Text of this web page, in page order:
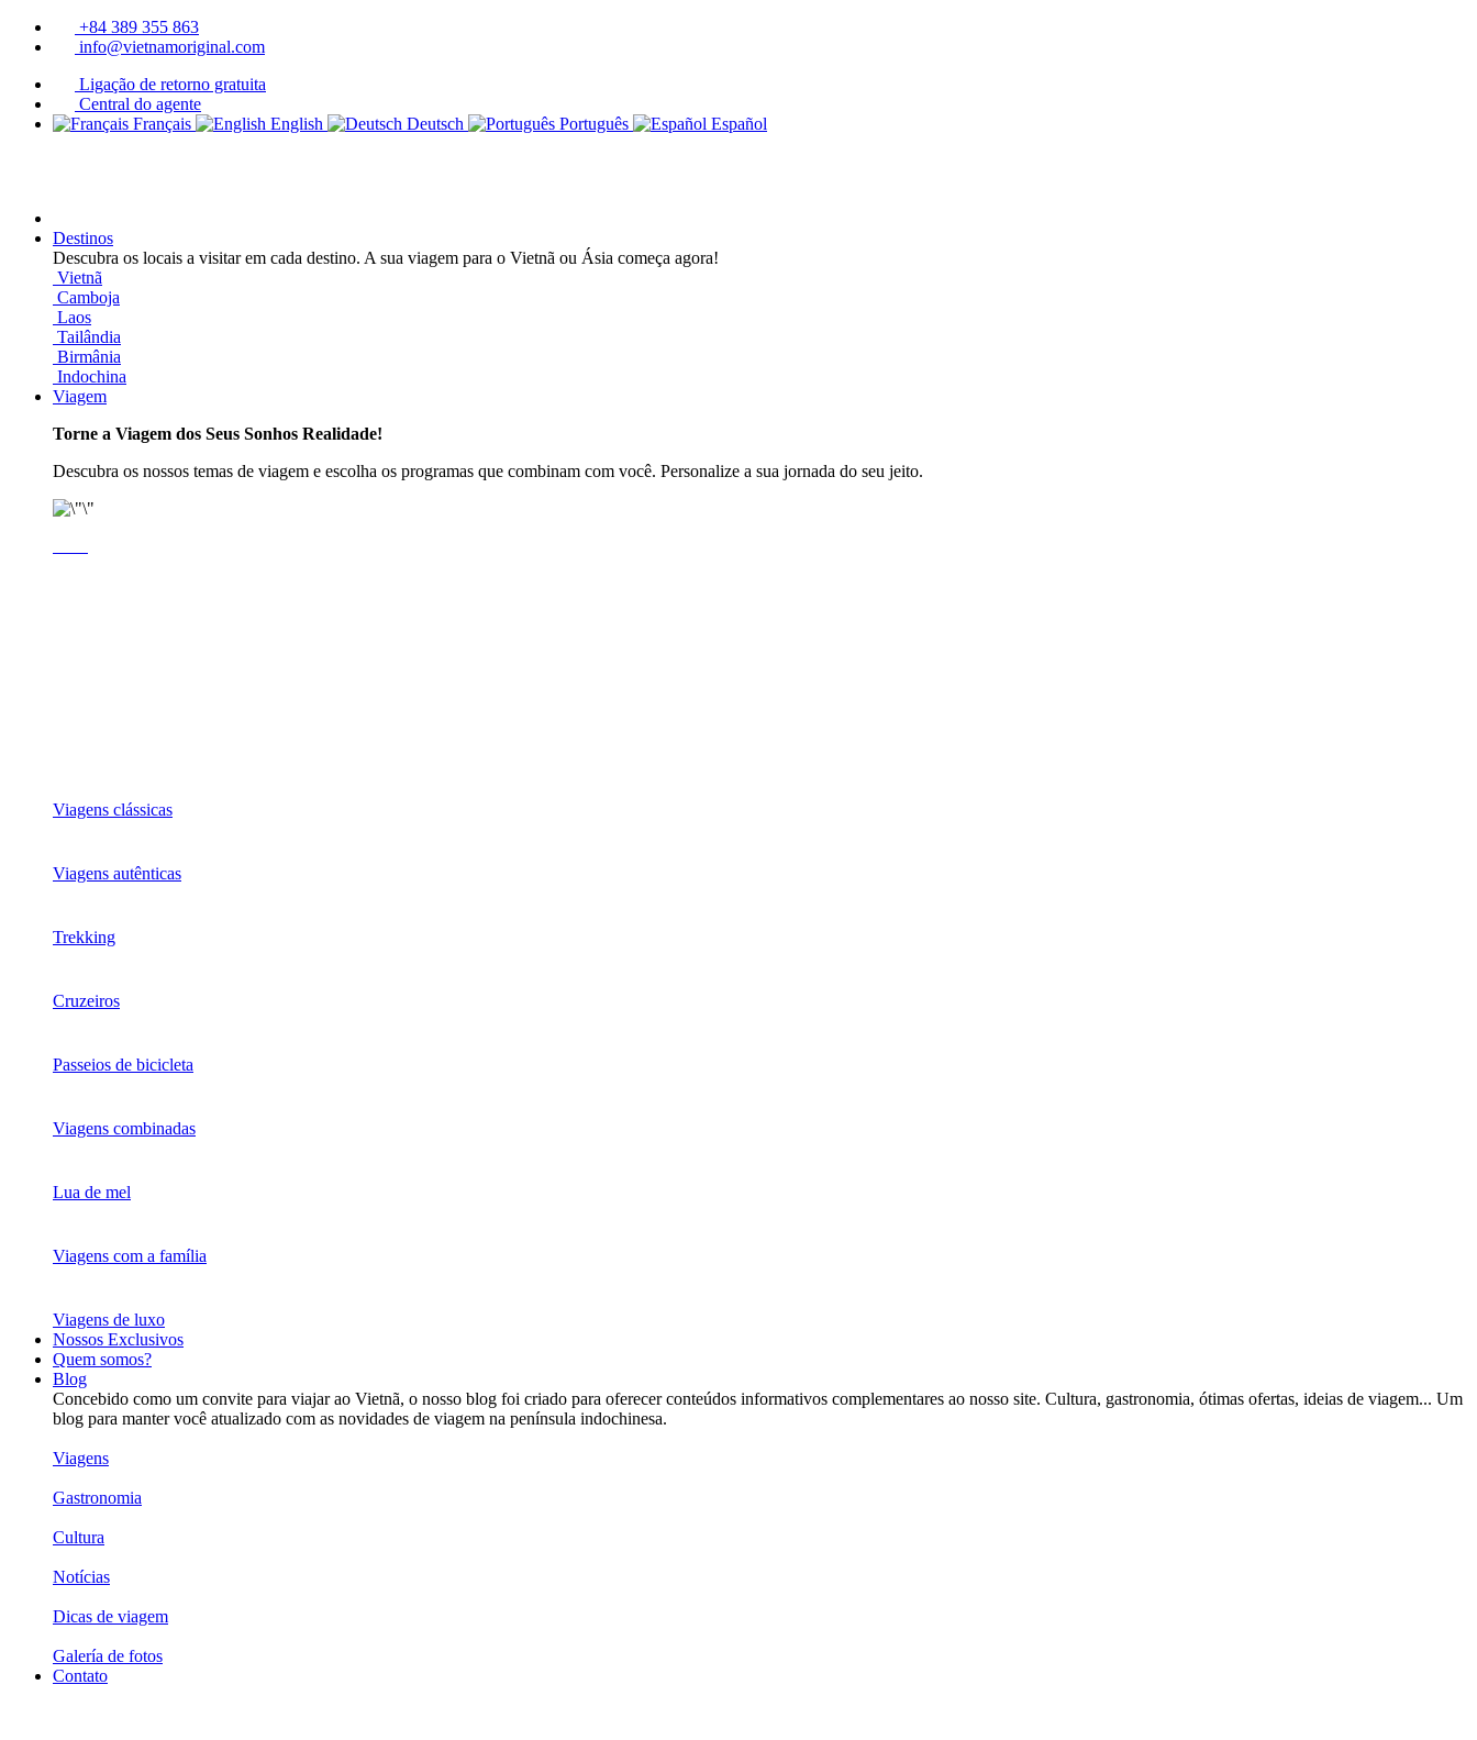
+84 389 355 863
info@vietnamoriginal.com
Ligação de retorno gratuita
Central do agente
Français
English Deutsch Português Español
Destinos
Descubra os locais a visitar em cada destino. A sua viagem para o Vietnã ou Ásia começa agora!
Vietnã
Camboja
Laos
Tailândia
Birmânia
Indochina
Viagem
Torne a Viagem dos Seus Sonhos Realidade!
Descubra os nossos temas de viagem e escolha os programas que combinam com você. Personalize a sua jornada do seu jeito.
Viagens clássicas
Viagens autênticas
Trekking
Cruzeiros
Passeios de bicicleta
Viagens combinadas
Lua de mel
Viagens com a família
Viagens de luxo
Nossos Exclusivos
Quem somos?
Blog
Concebido como um convite para viajar ao Vietnã, o nosso blog foi criado para oferecer conteúdos informativos complementares ao nosso site. Cultura, gastronomia, ótimas ofertas, ideias de viagem... Um
blog para manter você atualizado com as novidades de viagem na península indochinesa.
Viagens
Gastronomia
Cultura
Notícias
Dicas de viagem
Galería de fotos
Contato